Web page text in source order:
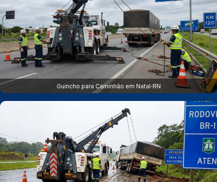
Guincho para Caminhão em Natal‑RN